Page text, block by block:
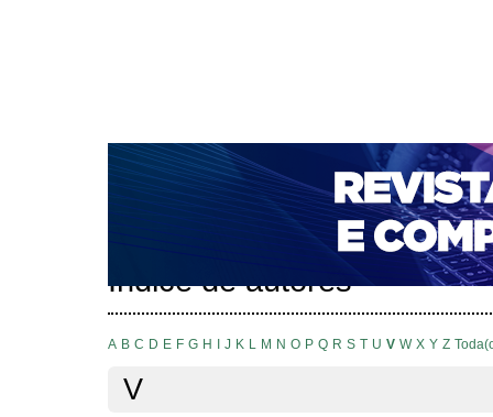
CAPA SOBRE ACESSO CADASTRO
NOTÍCIAS
PORTAL DE REVISTAS DA UNIFACS
PARA AVALIADORES
NOVA SUBMISSÃO
Índice de autores
Índice de autores
A B C D E F G H J K L M N O P Q R S T U V W X Y Z
V